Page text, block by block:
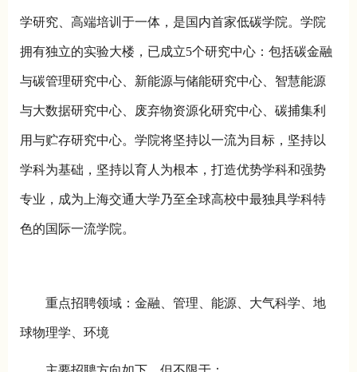
学研究、高端培训于一体，是国内首家低碳学院。学院
拥有独立的实验大楼，已成立5个研究中心：包括碳金融
与碳管理研究中心、新能源与储能研究中心、智慧能源
与大数据研究中心、废弃物资源化研究中心、碳捕集利
用与贮存研究中心。学院将坚持以一流为目标，坚持以
学科为基础，坚持以育人为根本，打造优势学科和强势
专业，成为上海交通大学乃至全球高校中最独具学科特
色的国际一流学院。
重点招聘领域：金融、管理、能源、大气科学、地
球物理学、环境